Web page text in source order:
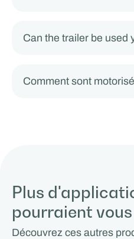
Can the trailer be used
Comment sont
Plus
pourraient
Découvrez ces autres